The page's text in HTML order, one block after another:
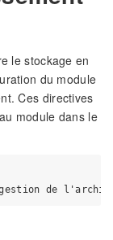
le stockage en
du module
Ces directives
module dans le